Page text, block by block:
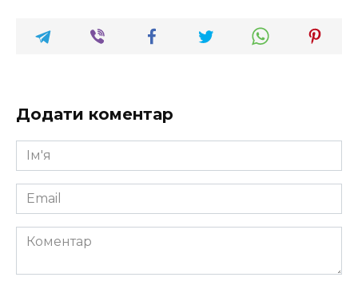
Додати коментар
Ім'я
*
Email
*
Коментар